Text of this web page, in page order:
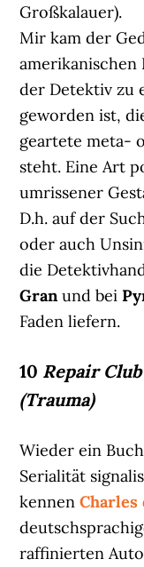
Großkalauer).
Mir kam der
der Detektiv zu
geworden ist,
geartete meta-
steht. Eine Art
umrissener
D.h. auf der
oder auch
die
Granund bei
Faden liefern.
10 Repair
(Trauma)
Wieder ein
Serialität
kennenCharles
raffinierten